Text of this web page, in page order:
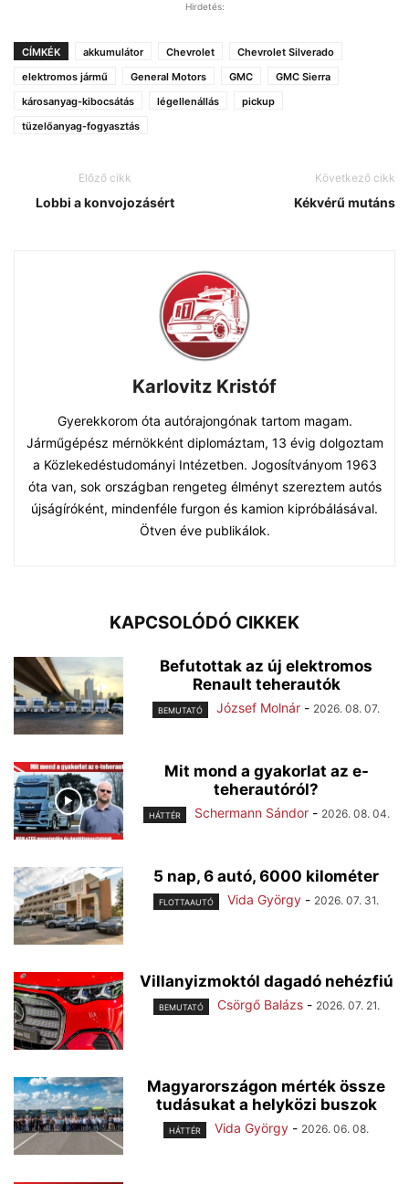
Hirdetés:
CÍMKÉK akkumulátor Chevrolet
Chevrolet Silverado
elektromos jármű
General Motors GMC
GMC Sierra
károsanyag-kibocsátás
légellenállás
pickup
tüzelőanyag-fogyasztás
Előző cikk
Lobbi a konvojozásért
Következő cikk
Kékvérű mutáns
Karlovitz Kristóf
Gyerekkorom óta autórajongónak tartom magam.
Járműgépész mérnökként diplomáztam, 13 évig dolgoztam
a Közlekedéstudományi Intézetben. Jogosítványom 1963
óta van, sok országban rengeteg élményt szereztem autós
újságíróként, mindenféle furgon és kamion kipróbálásával.
Ötven éve publikálok.
KAPCSOLÓDÓ CIKKEK
Befutottak az új elektromos
Renault teherautók
BEMUTATÓ József Molnár - 2026. 08. 07.
Mit mond a gyakorlat az e-
teherautóról?
HÁTTÉR Schermann Sándor - 2026. 08. 04.
5 nap, 6 autó, 6000 kilométer
FLOTTAAUTÓ Vida György - 2026. 07. 31.
Villanyizmoktól dagadó nehézfiú
BEMUTATÓ Csörgő Balázs - 2026. 07. 21.
Magyarországon mérték össze
tudásukat a helyközi buszok
HÁTTÉR Vida György - 2026. 06. 08.